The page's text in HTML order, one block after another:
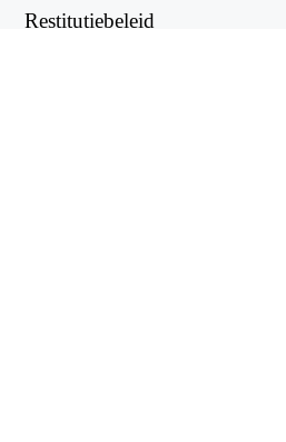
Restitutiebeleid